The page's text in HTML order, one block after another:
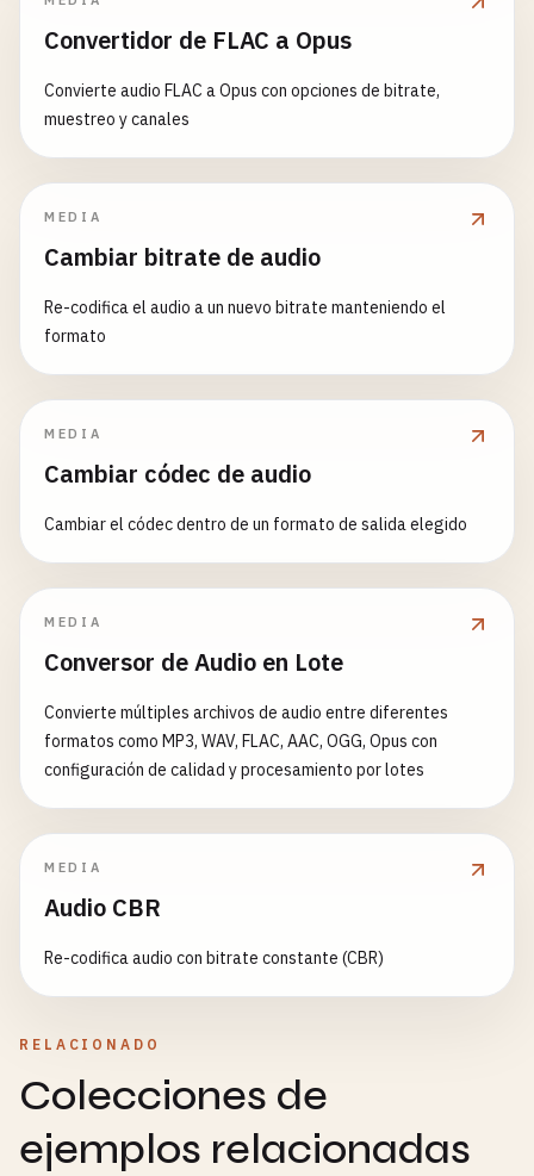
Convertidor de FLAC a Opus
Convierte audio FLAC a Opus con opciones de bitrate,
muestreo y canales
MEDIA
Cambiar bitrate de audio
Re-codifica el audio a un nuevo bitrate manteniendo el
formato
MEDIA
Cambiar códec de audio
Cambiar el códec dentro de un formato de salida elegido
MEDIA
Conversor de Audio en Lote
Convierte múltiples archivos de audio entre diferentes
formatos como MP3, WAV, FLAC, AAC, OGG, Opus con
configuración de calidad y procesamiento por lotes
MEDIA
Audio CBR
Re-codifica audio con bitrate constante (CBR)
RELACIONADO
Colecciones de
ejemplos relacionadas